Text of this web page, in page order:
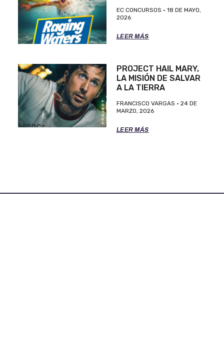
EC CONCURSOS
18 DE MAYO,
2026
LEER MÁS
PROJECT HAIL MARY,
LA MISIÓN DE SALVAR
A LA TIERRA
FRANCISCO VARGAS
24 DE
MARZO, 2026
LEER MÁS